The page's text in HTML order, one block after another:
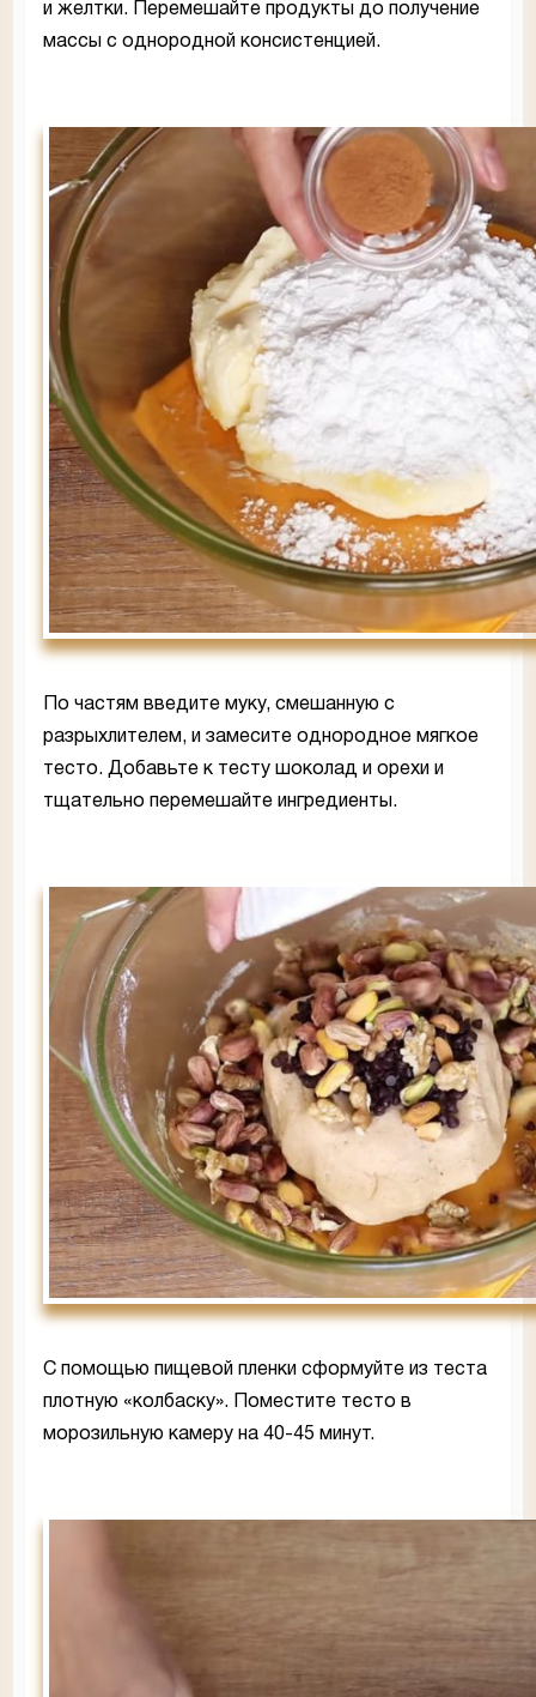
и желтки. Перемешайте продукты до получение
массы с однородной консистенцией.
По частям введите муку, смешанную с
разрыхлителем, и замесите однородное мягкое
тесто. Добавьте к тесту шоколад и орехи и
тщательно перемешайте ингредиенты.
С помощью пищевой пленки сформуйте из теста
плотную «колбаску». Поместите тесто в
морозильную камеру на 40-45 минут.